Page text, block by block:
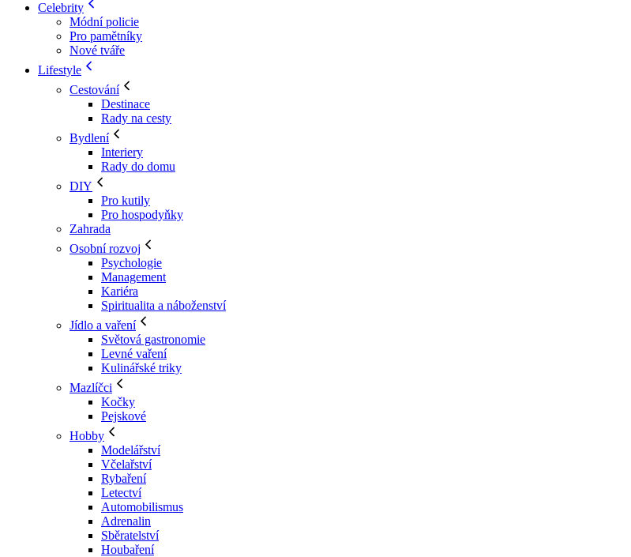
Celebrity
Módní policie
Pro pamětníky
Nové tváře
Lifestyle
Cestování
Destinace
Rady na cesty
Bydlení
Interiery
Rady do domu
DIY
Pro kutily
Pro hospodyňky
Zahrada
Osobní rozvoj
Psychologie
Management
Kariéra
Spiritualita a náboženství
Jídlo a vaření
Světová gastronomie
Levné vaření
Kulinářské triky
Mazlíčci
Kočky
Pejskové
Hobby
Modelářství
Včelařství
Rybaření
Letectví
Automobilismus
Adrenalin
Sběratelství
Houbaření